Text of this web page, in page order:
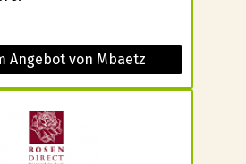
Angebot von Mbaetz